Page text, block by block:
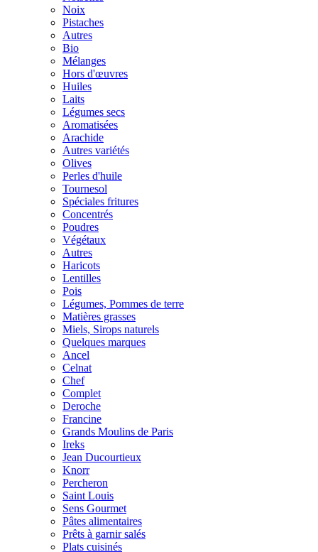
Noix
Pistaches
Autres
Bio
Mélanges
Hors d'œuvres
Huiles
Laits
Légumes secs
Aromatisées
Arachide
Autres variétés
Olives
Perles d'huile
Tournesol
Spéciales fritures
Concentrés
Poudres
Végétaux
Autres
Haricots
Lentilles
Pois
Légumes, Pommes de terre
Matières grasses
Miels, Sirops naturels
Quelques marques
Ancel
Celnat
Chef
Complet
Deroche
Francine
Grands Moulins de Paris
Ireks
Jean Ducourtieux
Knorr
Percheron
Saint Louis
Sens Gourmet
Pâtes alimentaires
Prêts à garnir salés
Plats cuisinés